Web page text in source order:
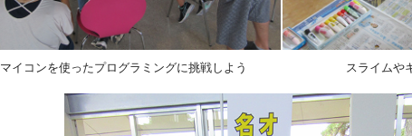
マイコンを使ったプログラミングに挑戦しよう スライムや